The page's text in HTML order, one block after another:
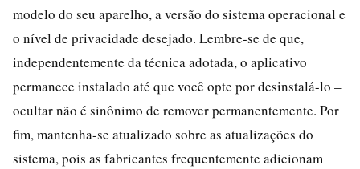
modelo do seu aparelho, a versão do sistema operacional e
o nível de privacidade desejado. Lembre-se de que,
independentemente da técnica adotada, o aplicativo
permanece instalado até que você opte por desinstalá-lo –
ocultar não é sinônimo de remover permanentemente. Por
fim, mantenha-se atualizado sobre as atualizações do
sistema, pois as fabricantes frequentemente adicionam